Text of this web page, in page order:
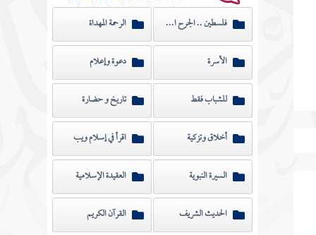
فلسطين .. الجرح النازف الرحمة المهداة
الأسرة دعوة وإعلام
للشباب فقط تاريخ و حضارة
أخلاق وتزكية اقرأ في إسلام ويب
السيرة النبوية العقيدة الإسلامية
الحديث الشريف القرآن الكريم